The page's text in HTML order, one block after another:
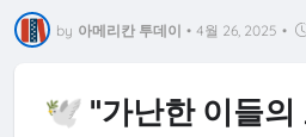
by 아메리칸 투데이 • 4월 26, 2025 •
🕊️ "가난한 이들의